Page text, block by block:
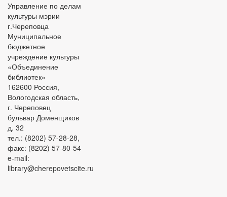
Управление по делам
культуры мэрии
г.Череповца
Муниципальное
бюджетное
учреждение культуры
«Объединение
библиотек»
162600 Россия,
Вологодская область,
г. Череповец
бульвар Доменщиков
д. 32
тел.: (8202) 57-28-28,
факс: (8202) 57-80-54
e-mail:
library@cherepovetscite.ru